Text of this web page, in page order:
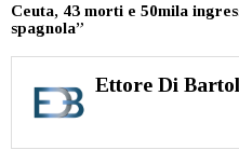
Ceuta, 43 morti e 50mila
spagnola”
Ettore Di